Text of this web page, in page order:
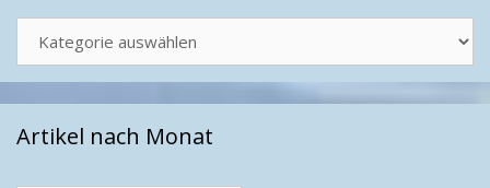
Artikel nach Monat